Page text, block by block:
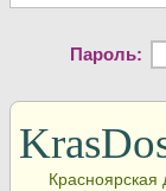
Пароль:
Красноярская